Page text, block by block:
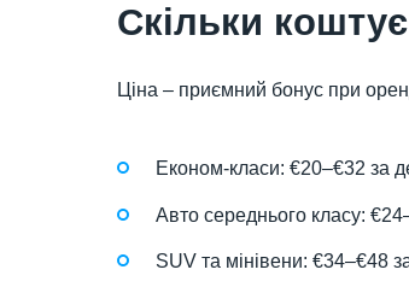
Скільки
Ціна – приємний бонус при
Економ-класи: €20–€32 за
Авто середнього класу:
SUV та мінівени: €34–€48